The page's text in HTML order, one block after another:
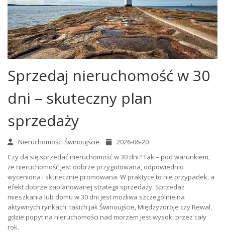
Sprzedaj nieruchomość w 30
dni – skuteczny plan
sprzedaży
Nieruchomości Świnoujście
2026-06-20
Czy da się sprzedać nieruchomość w 30 dni? Tak – pod warunkiem,
że nieruchomość jest dobrze przygotowana, odpowiednio
wyceniona i skutecznie promowana. W praktyce to nie przypadek, a
efekt dobrze zaplanowanej strategii sprzedaży. Sprzedaż
mieszkania lub domu w 30 dni jest możliwa szczególnie na
aktywnych rynkach, takich jak Świnoujście, Międzyzdroje czy Rewal,
gdzie popyt na nieruchomości nad morzem jest wysoki przez cały
rok.